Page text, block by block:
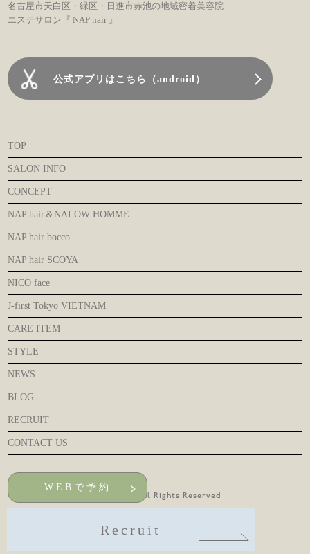
Recruit
WEBで予約
名古屋市天白区・緑区・日進市赤池の地域密着美容院
エステサロン『 NAP hair 』
公式アプリはこちら（android）
TOP
SALON INFO
CONCEPT
NAP hair＆NALOW HOMME
NAP hair bocco
NAP hair SCOYA
NICO face
J-first Tokyo VIETNAM
CARE ITEM
STYLE
NEWS
BLOG
RECRUIT
CONTACT US
© NAP hair All Rights Reserved